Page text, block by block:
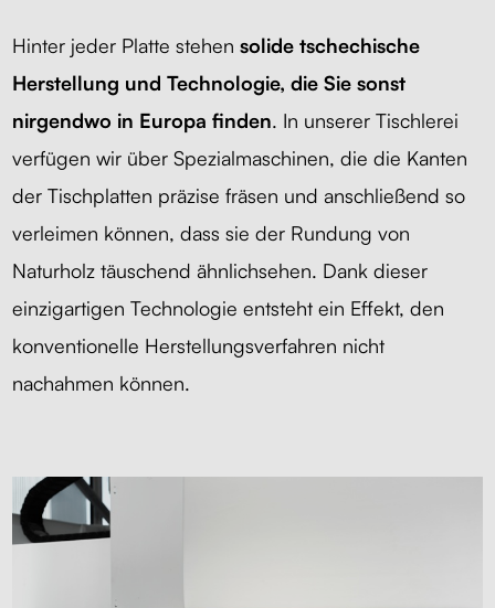
Hinter jeder Platte stehensolide tschechische
Herstellung und Technologie, die Sie sonst
nirgendwo in Europa finden. In unserer Tischlerei
verfügen wir über Spezialmaschinen, die die Kanten
der Tischplatten präzise fräsen und anschließend so
verleimen können, dass sie der Rundung von
Naturholz täuschend ähnlichsehen. Dank dieser
einzigartigen Technologie entsteht ein Effekt, den
konventionelle Herstellungsverfahren nicht
nachahmen können.